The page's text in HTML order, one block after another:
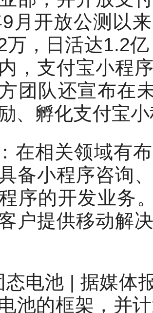
月开放公测以
万，日活达1.2
，支付宝小程
团队还宣布在
、孵化支付宝
在相关领域有
备小程序咨询
序的开发业务
户提供移动解
态电池 | 据媒体
池的框架，并